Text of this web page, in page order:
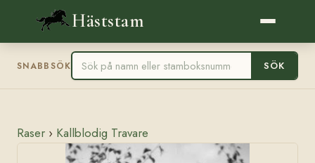
Häststam
SNABBSÖK SÖK
Raser › Kallblodig Travare